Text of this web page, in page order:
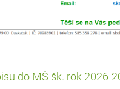
do MŠ šk. rok 2026-